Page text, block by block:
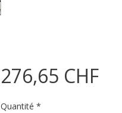
276,65 CHFPrix
Quantité *